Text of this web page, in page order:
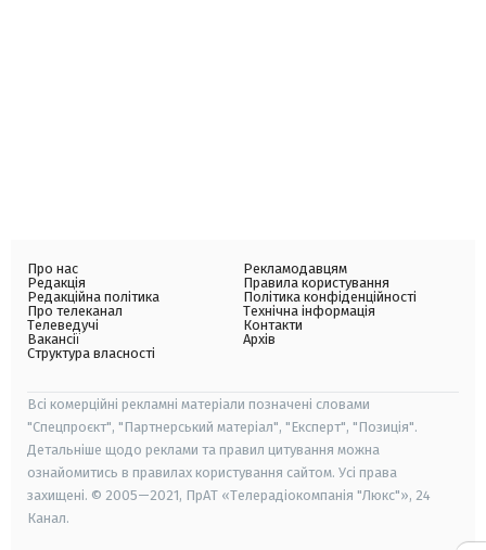
Про нас
Редакція
Редакційна політика
Про телеканал
Телеведучі
Вакансії
Структура власності
Рекламодавцям
Правила користування
Політика конфіденційності
Технічна інформація
Контакти
Архів
Всі комерційні рекламні матеріали позначені словами
"Спецпроєкт", "Партнерський матеріал", "Експерт", "Позиція".
Детальніше щодо реклами та правил цитування можна
ознайомитись в правилах користування сайтом. Усі права
захищені. © 2005—2021, ПрАТ «Телерадіокомпанія "Люкс"», 24
Канал.